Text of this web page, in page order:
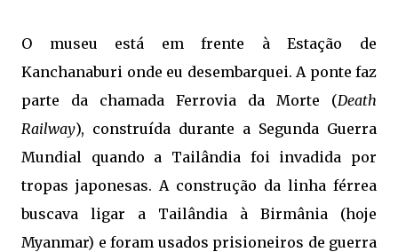
O museu está em frente à Estação de
Kanchanaburi onde eu desembarquei. A ponte faz
parte da chamada Ferrovia da Morte (Death
Railway), construída durante a Segunda Guerra
Mundial quando a Tailândia foi invadida por
tropas japonesas. A construção da linha férrea
buscava ligar a Tailândia à Birmânia (hoje
Myanmar) e foram usados prisioneiros de guerra